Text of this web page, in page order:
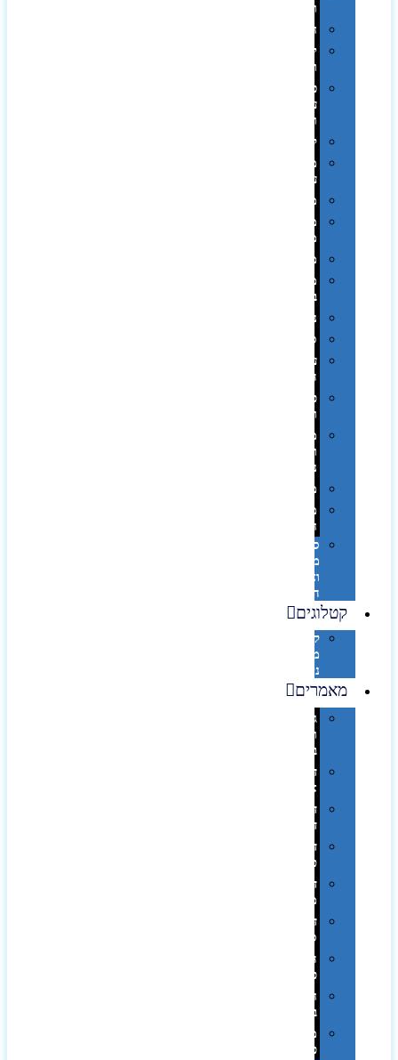
ואומנות
חגים
יין
ומארזים
כלי
עבודה
ופנסים
למטבח
מוצרי
עור
מחברות
מחזיקי
מפתחות
משחקים
מתנה
בפחית
נסיעות
ספורט
על
השולחן…
פינוק
וספא
מזוודות
ותיקי
נסיעות
מטריות
מוצרי
חוף
סביבת
מחשב
וציוד
היקפי
קטלוגים
קטלוג
מוצרי
נייר
מאמרים
גימורים
והשבחות
בדפוס
דפוס
אופסט
דפוס
דיגיטלי
דפוס
טמפון
דפוס
משי
דפוס
סובלימציה
הדפס
פרוצס
חריטה
בלייזר
מהו
פנטון?